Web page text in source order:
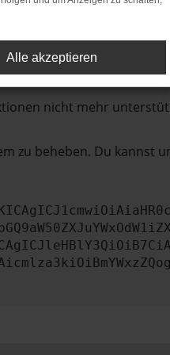
nicht mehr
zu beheben. Du kannst
Alle akzeptieren